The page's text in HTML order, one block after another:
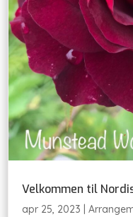
Velkommen til
apr 25, 2023 |